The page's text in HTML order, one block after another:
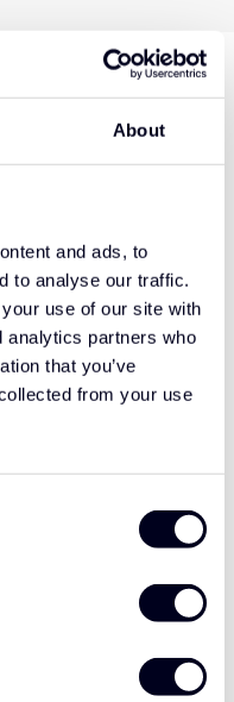
About
and ads, to
to analyse our traffic.
use of our site with
analytics partners who
that you’ve
from your use
de juiste keuze
€625,00
€695,00